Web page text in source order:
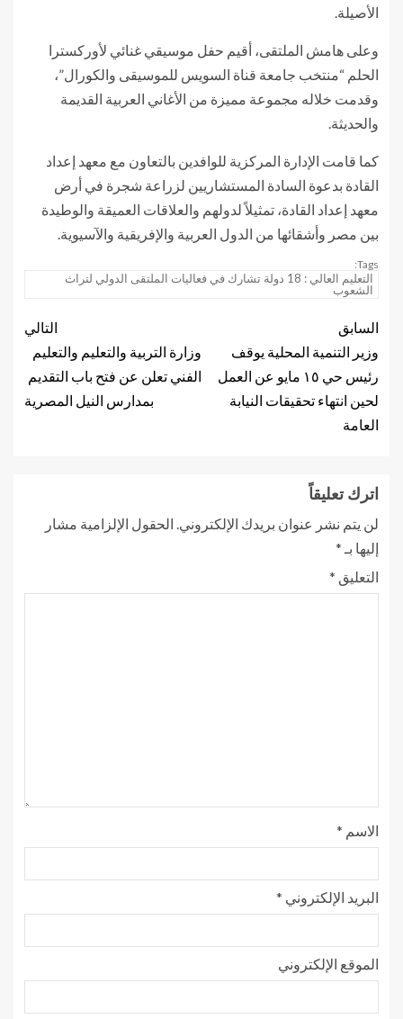
الأصيلة.
وعلى هامش الملتقى، أقيم حفل موسيقي غنائي لأوركسترا
الحلم “منتخب جامعة قناة السويس للموسيقى والكورال”،
وقدمت خلاله مجموعة مميزة من الأغاني العربية القديمة
والحديثة.
كما قامت الإدارة المركزية للوافدين بالتعاون مع معهد إعداد
القادة بدعوة السادة المستشاريين لزراعة شجرة في أرض
معهد إعداد القادة، تمثيلاً لدولهم والعلاقات العميقة والوطيدة
بين مصر وأشقائها من الدول العربية والإفريقية والآسيوية.
Tags:
التعليم العالي : 18 دولة تشارك في فعاليات الملتقى الدولي لتراث
الشعوب
السابق
وزير التنمية المحلية يوقف
رئيس حي ١٥ مايو عن العمل
لحين انتهاء تحقيقات النيابة
العامة
التالي
وزارة التربية والتعليم والتعليم
الفني تعلن عن فتح باب التقديم
بمدارس النيل المصرية
اترك تعليقاً
لن يتم نشر عنوان بريدك الإلكتروني. الحقول الإلزامية مشار
إليها بـ *
التعليق *
الاسم *
البريد الإلكتروني *
الموقع الإلكتروني